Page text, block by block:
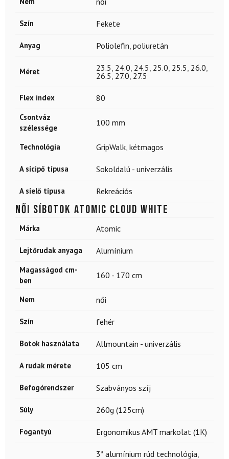
Szín Fekete
Anyag Poliolefin poliuretán
Méret 23.5 24.0 24.5 25.0 25.5 26.0
26.5 27.0 27.5
Flex index 80
Csontváz
szélessége
100 mm
Technológia GripWalk kétmagos
A sícipő típusa Sokoldalú - univerzális
A síelő típusa Rekreációs
Női síbotok ATOMIC Cloud White
Márka Atomic
Lejtőrudak anyaga Alumínium
Magasságod cm-
ben
160 - 170 cm
Nem női
Szín fehér
Botok használata Allmountain - univerzális
A rudak mérete 105 cm
Befogórendszer Szabványos szíj
Súly 260g (125cm)
Fogantyú Ergonomikus AMT markolat (1K)
3* alumínium rúd technológia